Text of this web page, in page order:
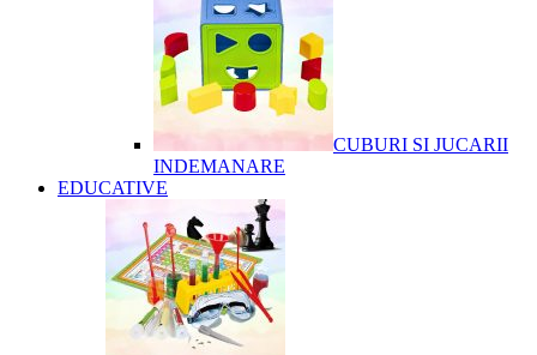
CUBURI SI JUCARII
INDEMANARE
EDUCATIVE